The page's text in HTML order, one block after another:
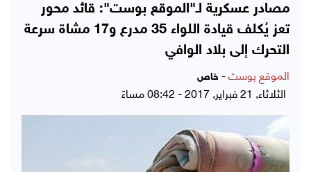
مصادر عسكرية لـ"الموقع بوست": قائد محور
تعز يُكلف قيادة اللواء 35 مدرع و17 مشاة سرعة
التحرك إلى بلاد الوافي
الموقع بوست- خاص
الثلاثاء, 21 فبراير, 2017 - 08:42 مساءً